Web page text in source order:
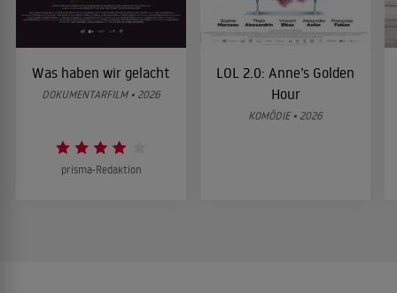
Was haben wir gelacht
DOKUMENTARFILM • 2026
prisma-Redaktion
LOL 2.0: Anne’s Golden
Hour
KOMÖDIE • 2026